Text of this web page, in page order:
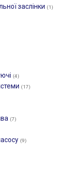
заслінки (1)
(4)
(17)
(7)
(9)